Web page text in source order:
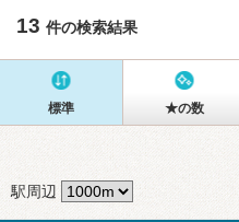
13 件の検索結果
標準 ★の数
駅周辺